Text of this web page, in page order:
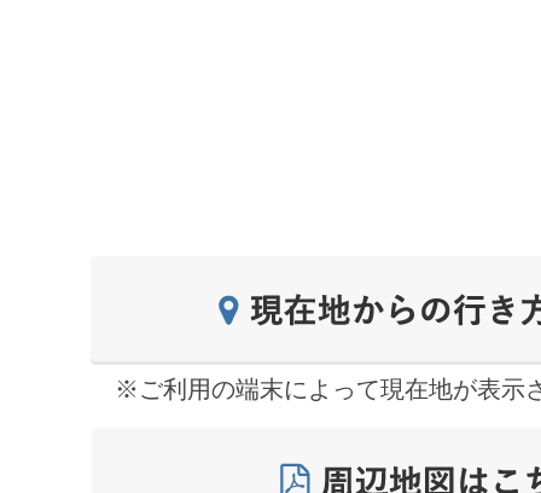
※ご利用の端末によって現在地が表示